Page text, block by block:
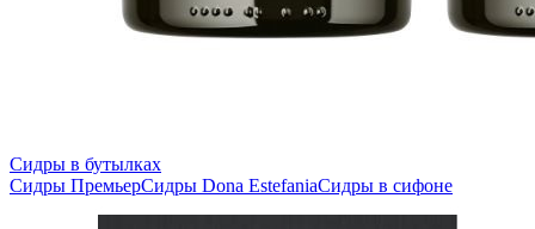
Сидры в бутылках
Сидры ПремьерСидры Dona EstefaniaСидры в сифоне